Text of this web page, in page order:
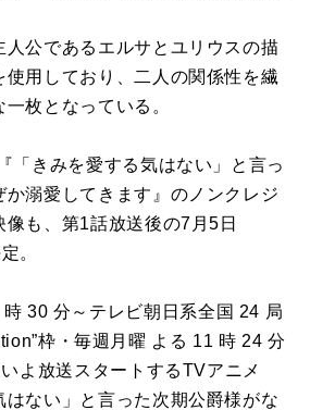
人公であるエルサとユリウスの描
使用しており、二人の関係性を繊
枚となっている。
「きみを愛する気はない」と言っ
か溺愛してきます』のノンクレジ
像も、第1話放送後の7月5日
。
30 分～テレビ朝日系全国 24 局
枠・毎週月曜 よる 11 時 24 分
よ放送スタートするTVアニメ
はない」と言った次期公爵様がな